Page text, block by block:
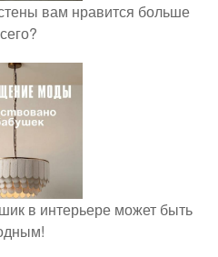
вам нравится больше
в интерьере может быть